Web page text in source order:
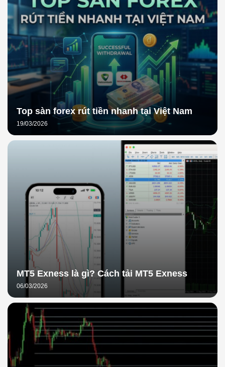
Top sàn forex rút tiền nhanh tại Việt Nam
19/03/2026
MT5 Exness là gì? Cách tải MT5 Exness
06/03/2026